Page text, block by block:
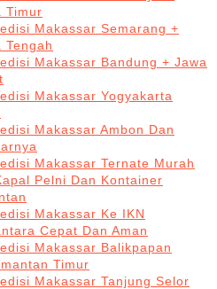
Timur
Makassar Semarang +
Tengah
Makassar Bandung + Jawa
Makassar Yogyakarta
Makassar Ambon Dan
Makassar Ternate Murah
Pelni Dan Kontainer
Makassar Ke IKN
Cepat Dan Aman
Makassar Balikpapan
Timur
Makassar Tanjung Selor